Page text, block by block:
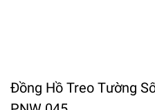
Đồng Hồ Treo Tường